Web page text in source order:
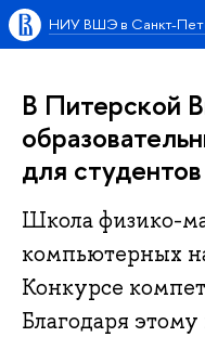
НИУ ВШЭ в Санкт-
В Питерской
для студентов
Школа физико-
компьютерных
Конкурсе
Благодаря